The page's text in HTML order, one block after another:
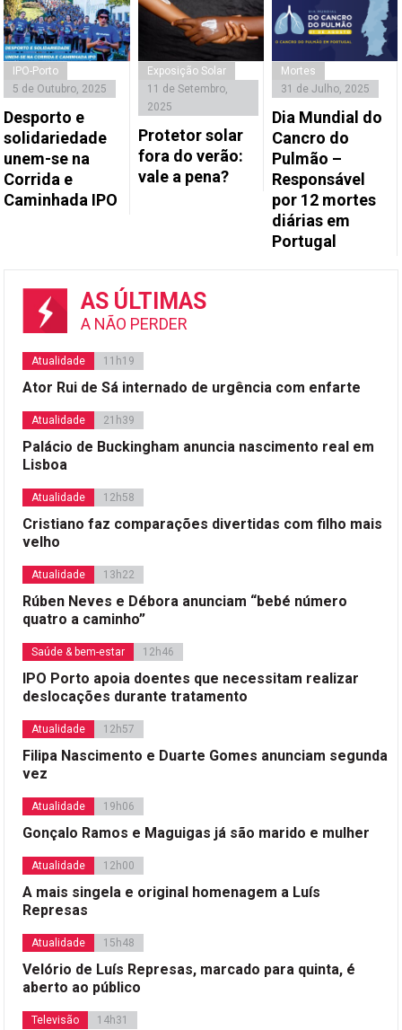
IPO-Porto
5 de Outubro, 2025
Desporto e
solidariedade
unem-se na
Corrida e
Caminhada IPO
Exposição Solar
11 de Setembro,
2025
Protetor solar
fora do verão:
vale a pena?
Mortes
31 de Julho, 2025
Dia Mundial do
Cancro do
Pulmão –
Responsável
por 12 mortes
diárias em
Portugal
AS ÚLTIMAS
A NÃO PERDER
Atualidade 11h19
Ator Rui de Sá internado de urgência com enfarte
Atualidade 21h39
Palácio de Buckingham anuncia nascimento real em
Lisboa
Atualidade 12h58
Cristiano faz comparações divertidas com filho mais
velho
Atualidade 13h22
Rúben Neves e Débora anunciam “bebé número
quatro a caminho”
Saúde & bem-estar 12h46
IPO Porto apoia doentes que necessitam realizar
deslocações durante tratamento
Atualidade 12h57
Filipa Nascimento e Duarte Gomes anunciam segunda
vez
Atualidade 19h06
Gonçalo Ramos e Maguigas já são marido e mulher
Atualidade 12h00
A mais singela e original homenagem a Luís
Represas
Atualidade 15h48
Velório de Luís Represas, marcado para quinta, é
aberto ao público
Televisão 14h31